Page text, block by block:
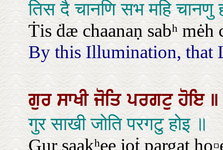
तिस दै चानणि सभ महि चानणु
Ṫis ḋæ chaanaṇ sabʰ mėh
By this Illumination, that
ਗੁਰਸਾਖੀਜੋਤਿਪਰਗਟੁਹੋਇ॥
गुर साखी जोति परगटु होइ ॥
Gur saakʰee joṫ pargat